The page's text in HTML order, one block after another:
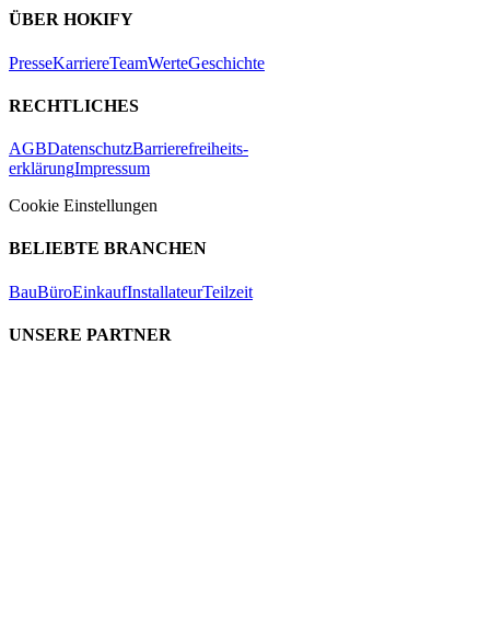
ÜBER HOKIFY
PresseKarriereTeamWerteGeschichte
RECHTLICHES
AGBDatenschutzBarrierefreiheits-
erklärungImpressum
Cookie Einstellungen
BELIEBTE BRANCHEN
BauBüroEinkaufInstallateurTeilzeit
UNSERE PARTNER